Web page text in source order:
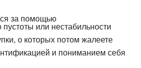
за помощью
пустоты или нестабильности
о которых потом жалеете
и пониманием себя